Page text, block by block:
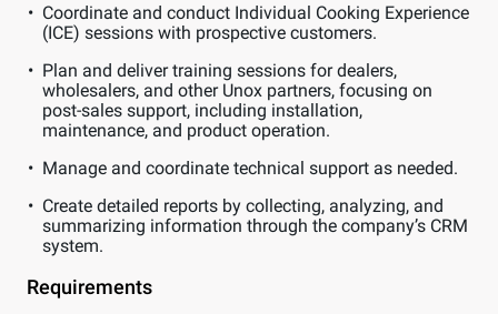
Coordinate and conduct Individual Cooking Experience
(ICE) sessions with prospective customers.
Plan and deliver training sessions for dealers,
wholesalers, and other Unox partners, focusing on
post-sales support, including installation,
maintenance, and product operation.
Manage and coordinate technical support as needed.
Create detailed reports by collecting, analyzing, and
summarizing information through the company’s CRM
system.
Requirements